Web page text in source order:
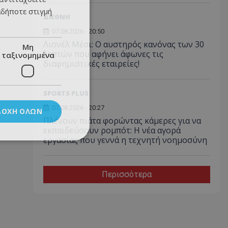
ΔΙΕΘΝΗ
07.08.2026 - 20:50
Λιονέλ Μέσι: Ο αυστηρός κανόνας των 30
λεπτών που αφήνει άφωνες τις
διαφημιστικές εταιρείες!
07.08.2026 - 20:27
Πλένουν πιάτα φορώντας κάμερες για να
εκπαιδεύσουν ρομπότ: Η νέα αγορά
εργασίας που γεννά η τεχνητή νοημοσύνη
Περισσότερα
στιγμή
Μη
ταξινομημένα
ΌΛΩΝ